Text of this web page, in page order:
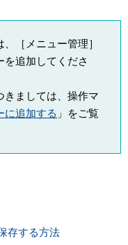
［メニュー管理］
を追加してくださ
きましては、操作マ
に追加する 」をご覧
存する方法